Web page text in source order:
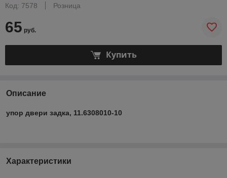
Код: 7578
Розница
65 руб.
Купить
Описание
упор двери задка, 11.6308010-10
Характеристики